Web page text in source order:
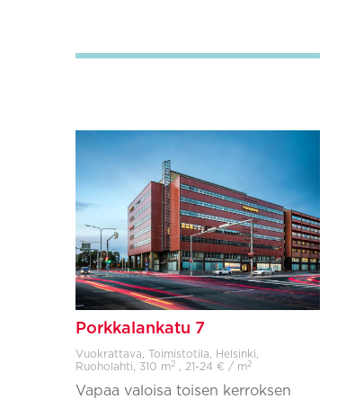
Porkkalankatu 7
Vuokrattava, Toimistotila, Helsinki,
Ruoholahti, 310 m2 , 21-24 € / m2
Vapaa valoisa toisen kerroksen